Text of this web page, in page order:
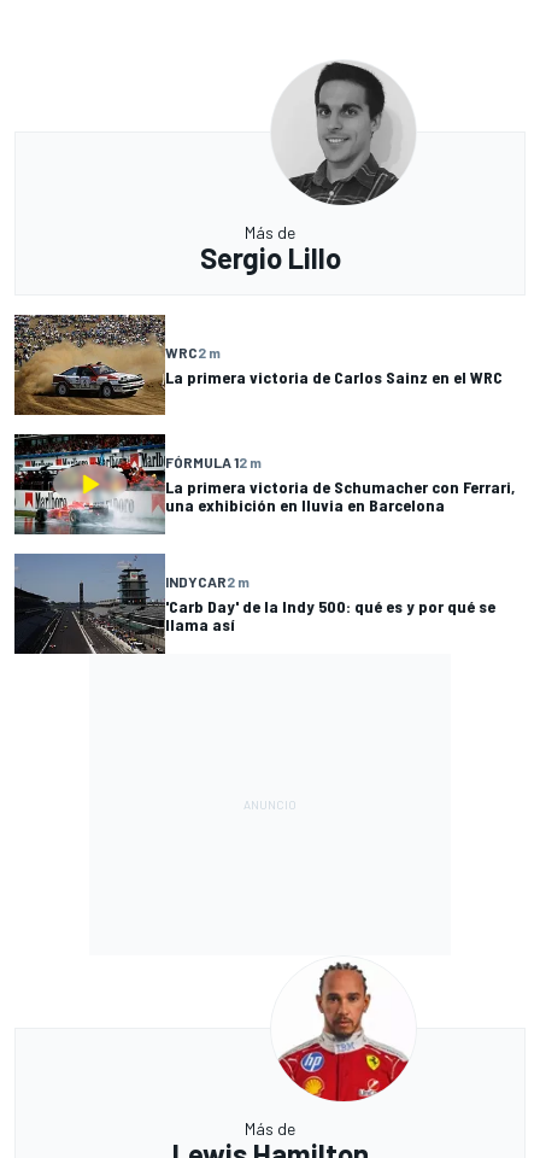
Más de
Sergio Lillo
WRC2 m
La primera victoria de Carlos Sainz en el WRC
FÓRMULA 12 m
La primera victoria de Schumacher con Ferrari,
una exhibición en lluvia en Barcelona
INDYCAR2 m
'Carb Day' de la Indy 500: qué es y por qué se
llama así
Más de